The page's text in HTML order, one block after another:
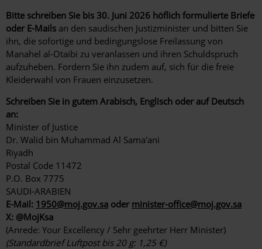
Bitte schreiben Sie bis 30. Juni 2026 höflich formulierte Briefe
oder E-Mails an den saudischen Justizminister und bitten Sie
ihn, die sofortige und bedingungslose Freilassung von
Manahel al-Otaibi zu veranlassen und ihren Schuldspruch
aufzuheben. Fordern Sie ihn zudem auf, sich für die freie
Kleiderwahl von Frauen einzusetzen.
Schreiben Sie in gutem Arabisch, Englisch oder auf Deutsch
an:
Minister of Justice
Dr. Walid bin Muhammad Al Sama'ani
Riyadh
Postal Code 11472
P.O. Box 7775
SAUDI-ARABIEN
E-Mail: 1950@moj.gov.sa oder minister-office@moj.gov.sa
X: @MojKsa
(Anrede: Your Excellency / Sehr geehrter Herr Minister)
(Standardbrief Luftpost bis 20 g: 1,25 €)